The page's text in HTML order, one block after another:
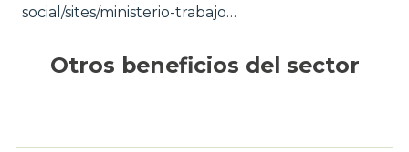
social/sites/ministerio-trabajo…
Otros beneficios del sector